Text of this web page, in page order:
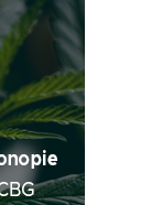
do żucia.
do
płukania ust,